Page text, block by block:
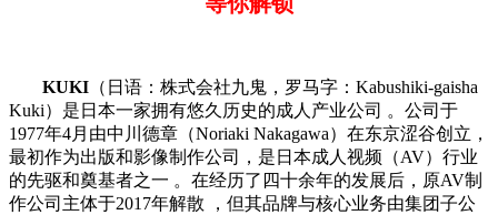
KUKI （日语：株式会社九鬼，罗马字：Kabushiki-gaisha
Kuki）是日本一家拥有悠久历史的成人产业公司 。公司于
1977年4月由中川德章（Noriaki Nakagawa）在东京涩谷创立，
最初作为出版和影像制作公司，是日本成人视频（AV）行业
的先驱和奠基者之一 。在经历了四十余年的发展后，原AV制
作公司主体于2017年解散 ，但其品牌与核心业务由集团子公